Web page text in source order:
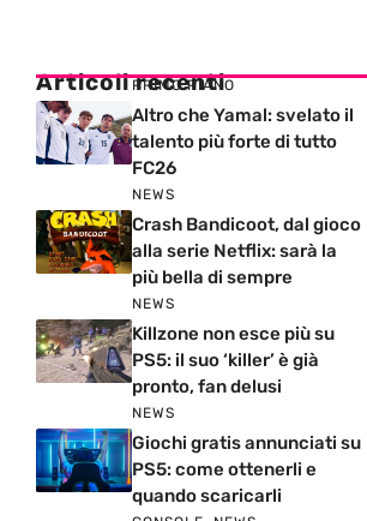
Articoli recenti
PRIMO PIANO
Altro che Yamal: svelato il
talento più forte di tutto
FC26
NEWS
Crash Bandicoot, dal gioco
alla serie Netflix: sarà la
più bella di sempre
NEWS
Killzone non esce più su
PS5: il suo ‘killer’ è già
pronto, fan delusi
NEWS
Giochi gratis annunciati su
PS5: come ottenerli e
quando scaricarli